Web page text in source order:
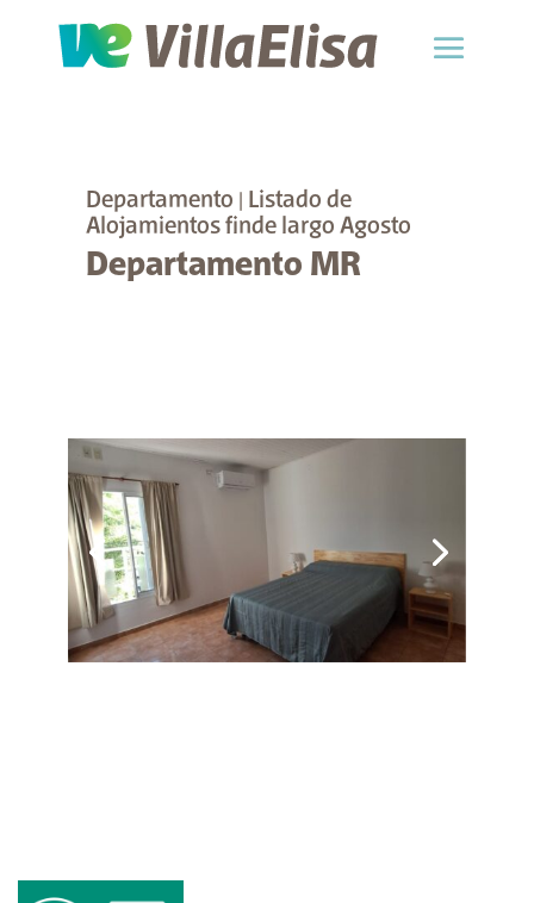
Departamento | Listado de
Alojamientos finde largo Agosto
Departamento MR